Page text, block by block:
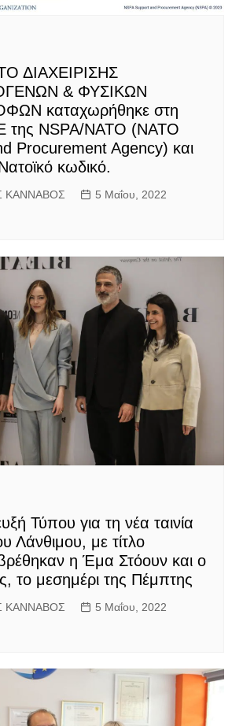
ΔΙΑΧΕΙΡΙΣΗΣ
& ΦΥΣΙΚΩΝ
καταχωρήθηκε στη
της NSPA/ΝΑΤΟ (NATO
Procurement Agency) και
κωδικό.
ΚΑΝΝΑΒΟΣ
5 Μαΐου, 2022
Τύπου για τη νέα ταινία
Λάνθιμου, με τίτλο
η Έμα Στόουν και ο
το μεσημέρι της Πέμπτης
ΚΑΝΝΑΒΟΣ
5 Μαΐου, 2022